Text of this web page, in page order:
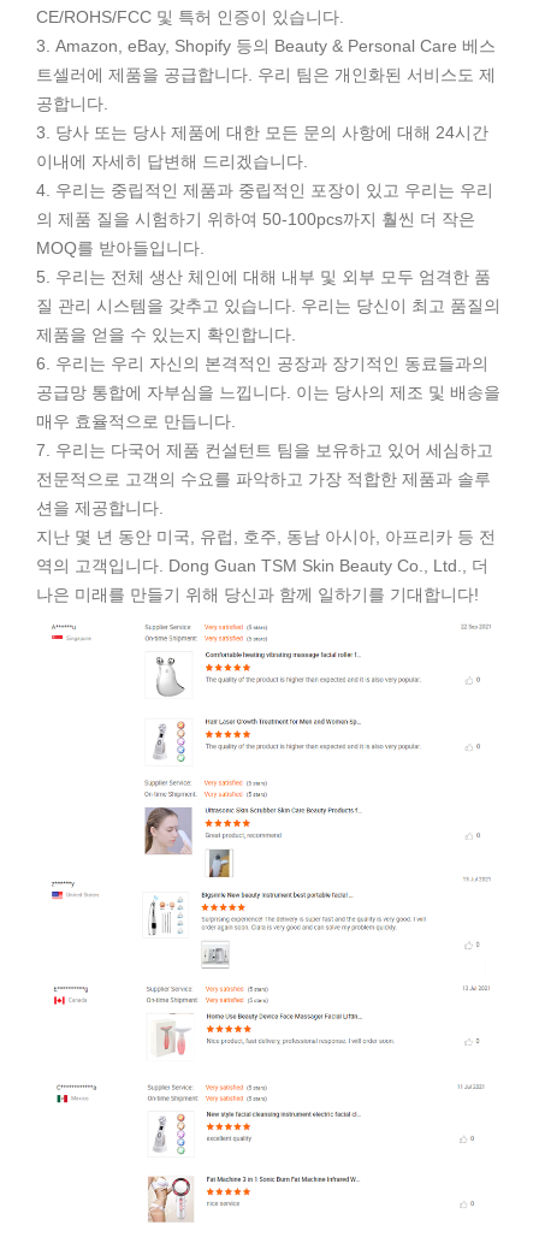
CE/ROHS/FCC 및 특허 인증이 있습니다.
3. Amazon, eBay, Shopify 등의 Beauty & Personal Care 베스
트셀러에 제품을 공급합니다. 우리 팀은 개인화된 서비스도 제
공합니다.
3. 당사 또는 당사 제품에 대한 모든 문의 사항에 대해 24시간
이내에 자세히 답변해 드리겠습니다.
4. 우리는 중립적인 제품과 중립적인 포장이 있고 우리는 우리
의 제품 질을 시험하기 위하여 50-100pcs까지 훨씬 더 작은
MOQ를 받아들입니다.
5. 우리는 전체 생산 체인에 대해 내부 및 외부 모두 엄격한 품
질 관리 시스템을 갖추고 있습니다. 우리는 당신이 최고 품질의
제품을 얻을 수 있는지 확인합니다.
6. 우리는 우리 자신의 본격적인 공장과 장기적인 동료들과의
공급망 통합에 자부심을 느낍니다. 이는 당사의 제조 및 배송을
매우 효율적으로 만듭니다.
7. 우리는 다국어 제품 컨설턴트 팀을 보유하고 있어 세심하고
전문적으로 고객의 수요를 파악하고 가장 적합한 제품과 솔루
션을 제공합니다.
지난 몇 년 동안 미국, 유럽, 호주, 동남 아시아, 아프리카 등 전
역의 고객입니다. Dong Guan TSM Skin Beauty Co., Ltd., 더
나은 미래를 만들기 위해 당신과 함께 일하기를 기대합니다!